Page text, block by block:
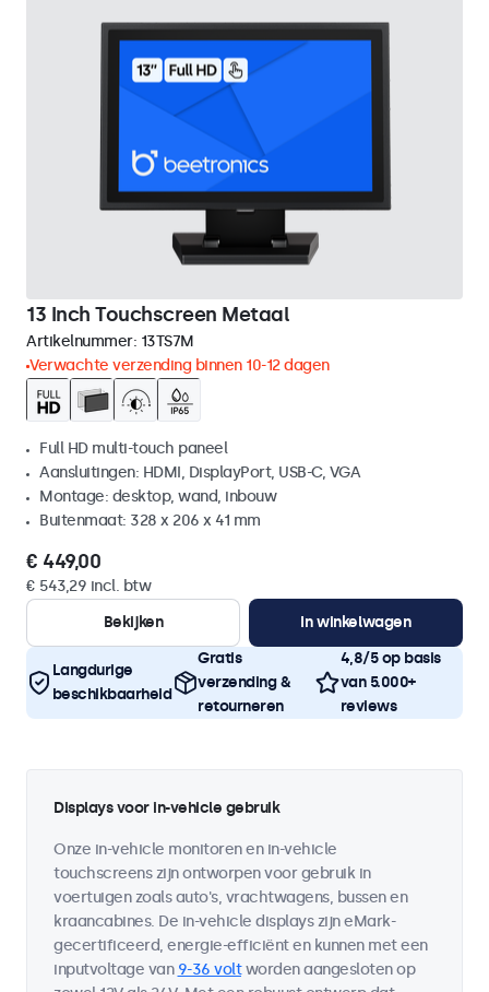
13 Inch Touchscreen Metaal
Artikelnummer: 13TS7M
Verwachte verzending binnen 10-12 dagen
Full HD multi-touch paneel
Aansluitingen: HDMI, DisplayPort, USB-C, VGA
Montage: desktop, wand, inbouw
Buitenmaat: 328 x 206 x 41 mm
€ 449,00
€ 543,29 incl. btw
Bekijken
In winkelwagen
Langdurige
beschikbaarheid
Gratis
verzending &
retourneren
4,8/5 op basis
van 5.000+
reviews
Displays voor in-vehicle gebruik
Onze in-vehicle monitoren en in-vehicle
touchscreens zijn ontworpen voor gebruik in
voertuigen zoals auto's, vrachtwagens, bussen en
kraancabines. De in-vehicle displays zijn eMark-
gecertificeerd, energie-efficiënt en kunnen met een
inputvoltage van 9-36 voltworden aangesloten op